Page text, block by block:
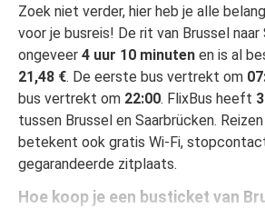
Zoek niet verder, hier heb je alle
voor je busreis! De rit van Brussel naar
ongeveer 4 uur 10 minuten en is al
21,48 €. De eerste bus vertrekt om
bus vertrekt om 22:00. FlixBus heeft
tussen Brussel en Saarbrücken.
betekent ook gratis Wi-Fi,
gegarandeerde zitplaats.
Hoe koop je een busticket van